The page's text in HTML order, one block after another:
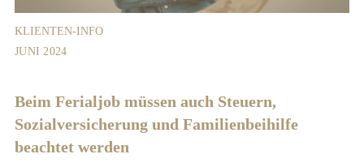
KLIENTEN-INFO
JUNI 2024
Beim Ferialjob müssen auch Steuern,
Sozialversicherung und Familienbeihilfe
beachtet werden